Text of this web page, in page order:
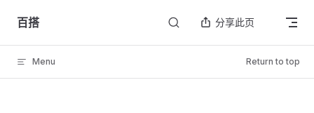
Skip to content
百搭 分享此页
Menu Return to top